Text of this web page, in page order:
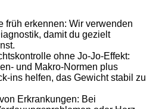
früh erkennen: Wir verwenden
damit du gezielt
ohne Jo-Jo-Effekt:
und Makro-Normen plus
ins helfen, das Gewicht stabil zu
Erkrankungen: Bei